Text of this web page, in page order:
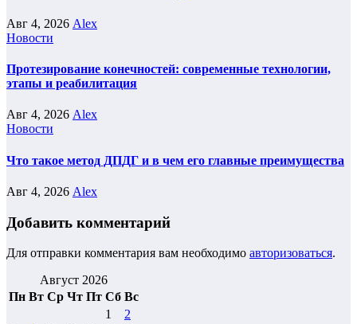
Авг 4, 2026 Alex
Новости
Протезирование конечностей: современные технологии,
этапы и реабилитация
Авг 4, 2026 Alex
Новости
Что такое метод ДПДГ и в чем его главные преимущества
Авг 4, 2026 Alex
Добавить комментарий
Для отправки комментария вам необходимо авторизоваться.
Август 2026
Пн Вт Ср Чт Пт Сб Вс
1
2